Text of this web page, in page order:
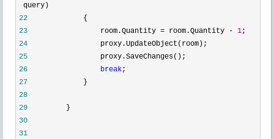
query)
22
{
23
room.Quantity = room.Quantity - 1;
24
proxy.UpdateObject(room);
25
proxy.SaveChanges();
26
break;
27
}
28
29
}
30
31